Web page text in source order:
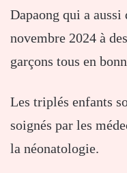
Dapaong qui a aussi
novembre 2024 à
garçons tous en
Les triplés enfants
soignés par les
la néonatologie.